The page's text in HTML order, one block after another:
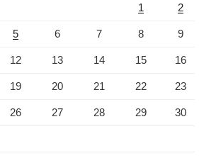
1 2
5 6 7 8 9
12 13 14 15 16
19 20 21 22 23
26 27 28 29 30